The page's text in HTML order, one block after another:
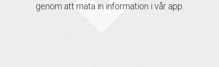
genom att mata in information i vår app.